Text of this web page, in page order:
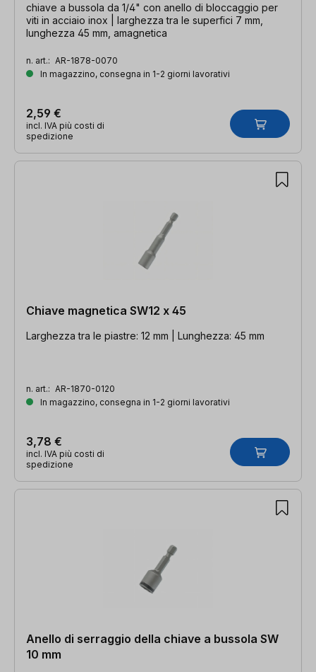
chiave a bussola da 1/4" con anello di bloccaggio per
viti in acciaio inox | larghezza tra le superfici 7 mm,
lunghezza 45 mm, amagnetica
n. art.: AR-1878-0070
In magazzino, consegna in 1-2 giorni lavorativi
2,59 €
incl. IVA più costi di
spedizione
Chiave magnetica SW12 x 45
Larghezza tra le piastre: 12 mm | Lunghezza: 45 mm
n. art.: AR-1870-0120
In magazzino, consegna in 1-2 giorni lavorativi
3,78 €
incl. IVA più costi di
spedizione
Anello di serraggio della chiave a bussola SW
10 mm